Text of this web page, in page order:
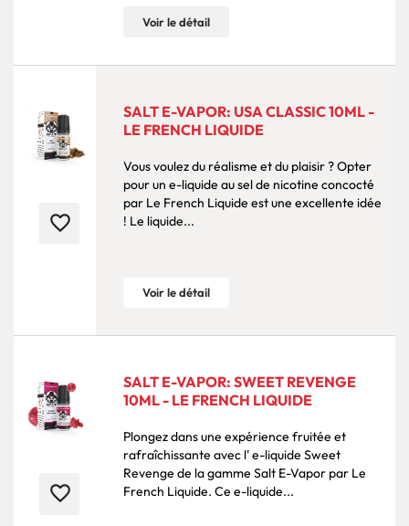
Voir le détail
favorite_border
SALT E-VAPOR: USA CLASSIC 10ML -
LE FRENCH LIQUIDE
Vous voulez du réalisme et du plaisir ? Opter
pour un e-liquide au sel de nicotine concocté
par Le French Liquide est une excellente idée
! Le liquide...
Voir le détail
favorite_border
SALT E-VAPOR: SWEET REVENGE
10ML - LE FRENCH LIQUIDE
Plongez dans une expérience fruitée et
rafraîchissante avec l' e-liquide Sweet
Revenge de la gamme Salt E-Vapor par Le
French Liquide. Ce e-liquide...